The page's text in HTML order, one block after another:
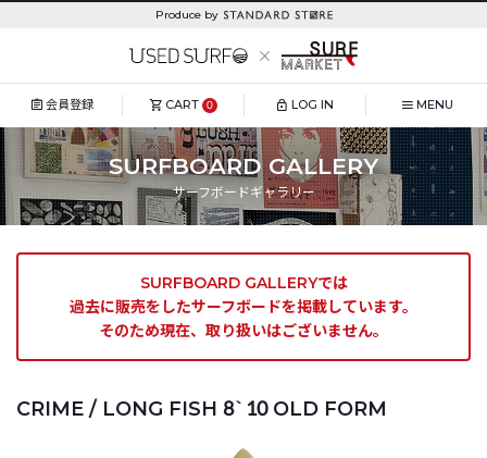
Produce by
会員登録 CART 0 LOG IN MENU
SURFBOARD GALLERY
サーフボードギャラリー
SURFBOARD GALLERYでは
過去に販売をしたサーフボードを掲載しています。
そのため現在、取り扱いはございません。
CRIME / LONG FISH 8`10 OLD FORM